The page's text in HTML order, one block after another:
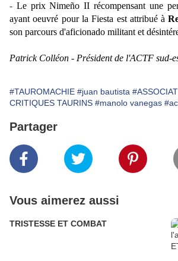
- Le prix Nimeño II récompensant une
ayant oeuvré pour la Fiesta est attribué à
son parcours d'aficionado militant et
Patrick Colléon - Président de l'ACTF sud-
#TAUROMACHIE #juan bautista
CRITIQUES TAURINS #manolo vanegas
Partager
Vous aimerez aussi
TRISTESSE ET COMBAT